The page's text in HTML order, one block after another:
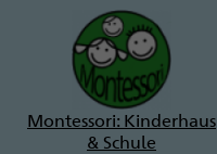
Montessori: Kinderhaus
& Schule